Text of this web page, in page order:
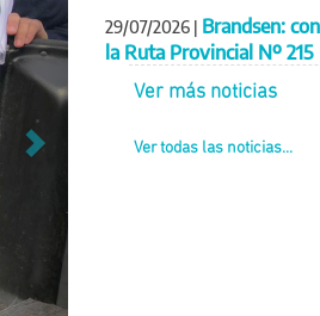
29/07/2026 | Brandsen:
la Ruta Provincial Nº 215
Ver más noticias
Ver todas las noticias...